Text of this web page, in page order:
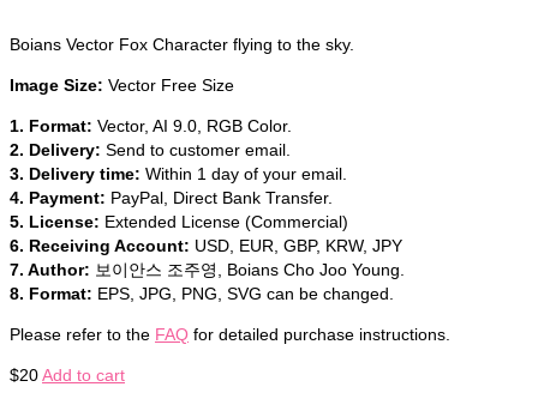
Boians Vector Fox Character flying to the sky.
Image Size: Vector Free Size
1. Format: Vector, AI 9.0, RGB Color.
2. Delivery: Send to customer email.
3. Delivery time: Within 1 day of your email.
4. Payment: PayPal, Direct Bank Transfer.
5. License: Extended License (Commercial)
6. Receiving Account: USD, EUR, GBP, KRW, JPY
7. Author: 보이안스 조주영, Boians Cho Joo Young.
8. Format: EPS, JPG, PNG, SVG can be changed.
Please refer to the FAQ for detailed purchase instructions.
$20Add to cart